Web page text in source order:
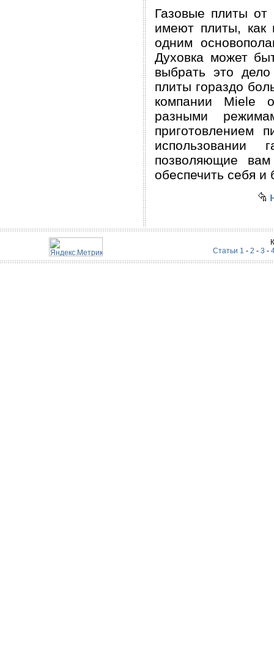
Газовые плиты от
имеют плиты,
одним
Духовка может
выбрать это
плиты гораздо
компании Miele
разными
приготовлением
позволяющие
обеспечить себя и
Статьи 1 - 2 - 3 -